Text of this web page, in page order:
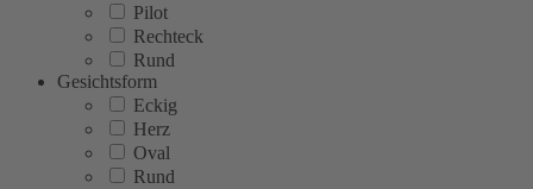
Pilot
Rechteck
Rund
Gesichtsform
Eckig
Herz
Oval
Rund